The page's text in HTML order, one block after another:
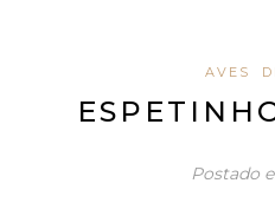
AVES
Postado